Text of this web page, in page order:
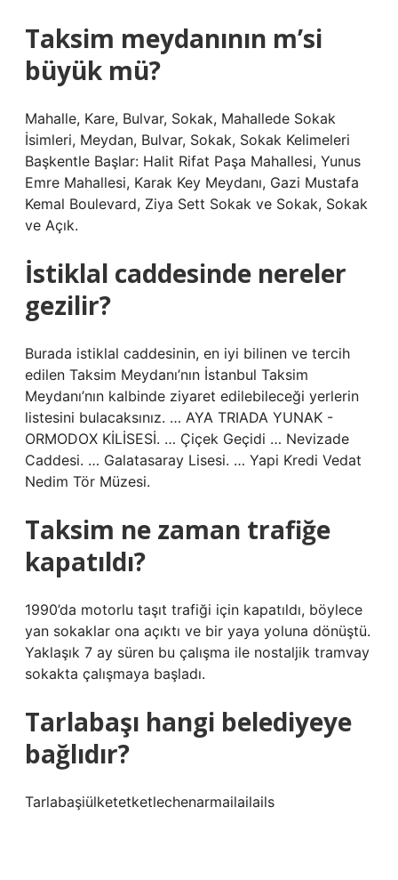
Taksim meydanının m’si
büyük mü?
Mahalle, Kare, Bulvar, Sokak, Mahallede Sokak
İsimleri, Meydan, Bulvar, Sokak, Sokak Kelimeleri
Başkentle Başlar: Halit Rifat Paşa Mahallesi, Yunus
Emre Mahallesi, Karak Key Meydanı, Gazi Mustafa
Kemal Boulevard, Ziya Sett Sokak ve Sokak, Sokak
ve Açık.
İstiklal caddesinde nereler
gezilir?
Burada istiklal caddesinin, en iyi bilinen ve tercih
edilen Taksim Meydanı’nın İstanbul Taksim
Meydanı’nın kalbinde ziyaret edilebileceği yerlerin
listesini bulacaksınız. … AYA TRIADA YUNAK -
ORMODOX KİLİSESİ. … Çiçek Geçidi … Nevizade
Caddesi. … Galatasaray Lisesi. … Yapi Kredi Vedat
Nedim Tör Müzesi.
Taksim ne zaman trafiğe
kapatıldı?
1990’da motorlu taşıt trafiği için kapatıldı, böylece
yan sokaklar ona açıktı ve bir yaya yoluna dönüştü.
Yaklaşık 7 ay süren bu çalışma ile nostaljik tramvay
sokakta çalışmaya başladı.
Tarlabaşı hangi belediyeye
bağlıdır?
Tarlabaşiülketetketlechenarmailailails